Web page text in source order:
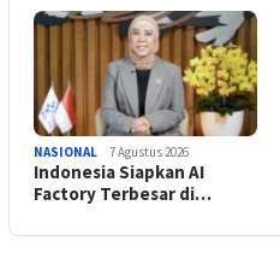
NASIONAL 7 Agustus 2026
Indonesia Siapkan AI
Factory Terbesar di…